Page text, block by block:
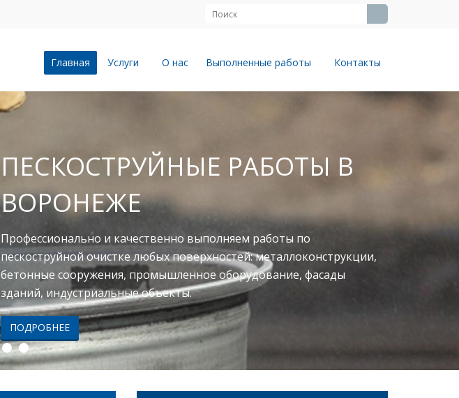
Главная Услуги О нас Выполненные работы Контакты
ПЕСКОСТРУЙНЫЕ РАБОТЫ В
ВОРОНЕЖЕ
Профессионально и качественно выполняем работы по
пескоструйной очистке любых поверхностей: металлоконструкции,
бетонные сооружения, промышленное оборудование, фасады
зданий, индустриальные объекты.
ПОДРОБНЕЕ